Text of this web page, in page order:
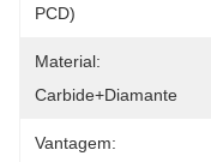
PCD)
Material:
Carbide+Diamante
Vantagem: